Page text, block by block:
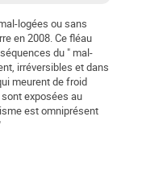
logées ou sans
en 2008. Ce fléau
du " mal-
irréversibles et dans
meurent de froid
exposées au
est omniprésent